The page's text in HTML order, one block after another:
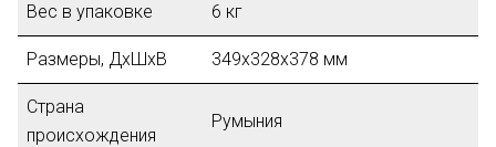
Вес в упаковке 6 кг
Размеры, ДхШхВ 349x328x378 мм
Страна
происхождения
Румыния